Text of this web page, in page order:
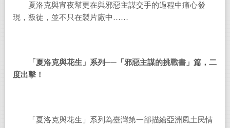
夏洛克與宵夜幫更在與邪惡主謀交手的過程中痛心發
現，叛徒，並不只在製片廠中……
「夏洛克與花生」系列──「邪惡主謀的挑戰書」篇，二
度出擊！
「夏洛克與花生」系列為臺灣第一部描繪亞洲風土民情